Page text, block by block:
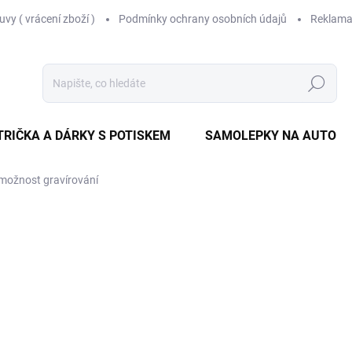
( vrácení zboží ) Podmínky ochrany osobních údajů
Hledat
A DÁRKY S POTISKEM SAMOLEPKY NA AUTO
gravírování